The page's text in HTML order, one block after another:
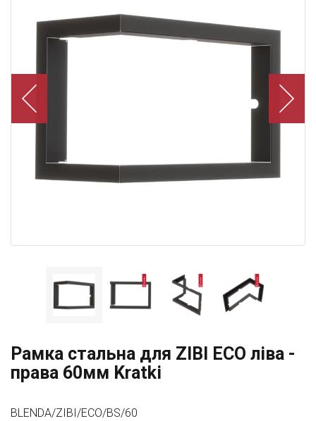
Рамка стальна для ZIBI ECO ліва -
права 60мм Kratki
BLENDA/ZIBI/ECO/BS/60